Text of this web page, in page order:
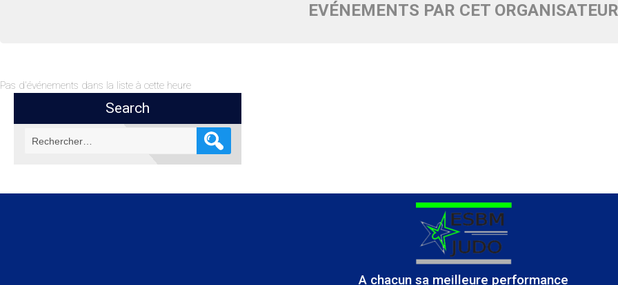
EVÉNEMENTS PAR CET ORGANISATEUR
Pas d'événements dans la liste à cette heure
Search
A chacun sa meilleure performance